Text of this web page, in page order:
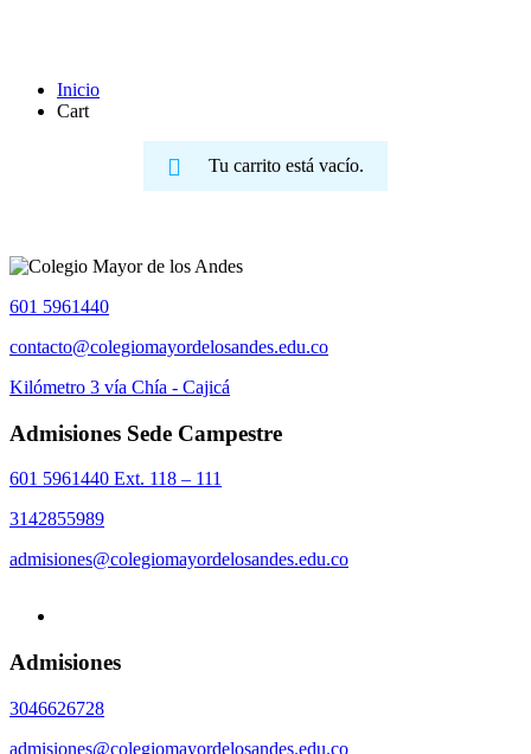
Inicio
Cart
Tu carrito está vacío.
601 5961440
contacto@colegiomayordelosandes.edu.co
Kilómetro 3 vía Chía - Cajicá
Admisiones Sede Campestre
601 5961440 Ext. 118 – 111
3142855989
admisiones@colegiomayordelosandes.edu.co
Admisiones
3046626728
admisiones@colegiomayordelosandes.edu.co